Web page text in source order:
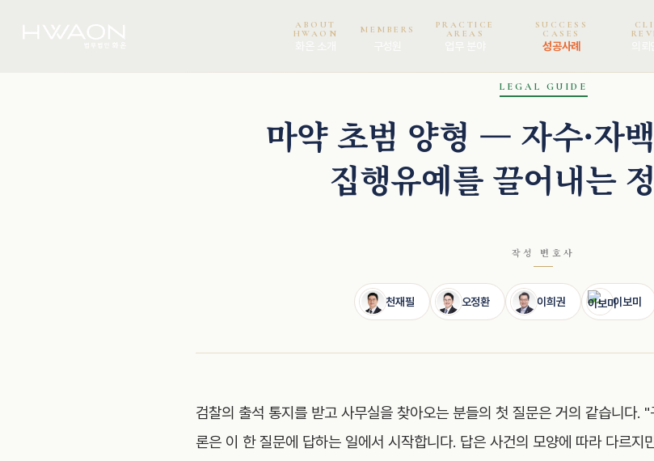
ABOUT
HWAON
MEMBERS
PRACTICE
AREAS
SUCCESS
CASES
성공사례
LEGAL GUIDE
마약 초범 양형 — 자수·자
집행유예를 끌어내는
작성 변호사
천재필 오정환 이희권 이보미
검찰의 출석 통지를 받고 사무실을 찾아오는 분들의 첫 질문은 거의 같습니다.
론은 이 한 질문에 답하는 일에서 시작합니다. 답은 사건의 모양에 따라 다르